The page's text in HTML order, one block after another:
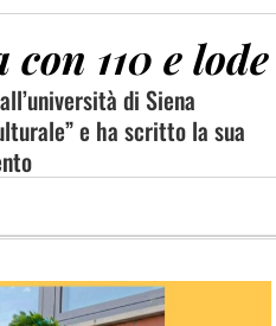
110 e lode
di Siena
e ha scritto la sua